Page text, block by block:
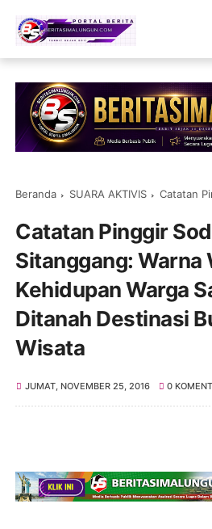
Beranda SUARA AKTIVIS Catatan Pinggir Sodugaon
Catatan Pinggir
Sitanggang: Warna
Kehidupan Warga
Ditanah Destinasi
Wisata
JUMAT, NOVEMBER 25, 2016 0